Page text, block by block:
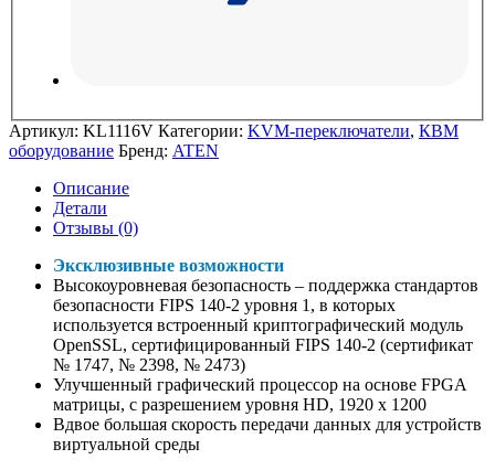
Артикул: KL1116V Категории: KVM-переключатели, КВМ
оборудование Бренд: ATEN
Описание
Детали
Отзывы (0)
Эксклюзивные возможности
Высокоуровневая безопасность – поддержка стандартов
безопасности FIPS 140-2 уровня 1, в которых
используется встроенный криптографический модуль
OpenSSL, сертифицированный FIPS 140-2 (сертификат
№ 1747, № 2398, № 2473)
Улучшенный графический процессор на основе FPGA
матрицы, с разрешением уровня HD, 1920 х 1200
Вдвое большая скорость передачи данных для устройств
виртуальной среды